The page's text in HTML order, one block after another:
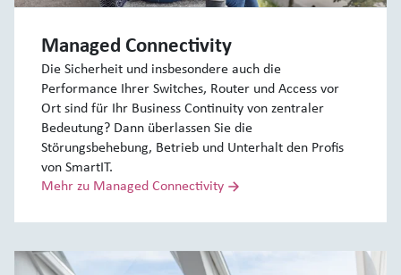
Managed Connectivity
Die Sicherheit und insbesondere auch die
Performance Ihrer Switches, Router und Access vor
Ort sind für Ihr Business Continuity von zentraler
Bedeutung? Dann überlassen Sie die
Störungsbehebung, Betrieb und Unterhalt den Profis
von SmartIT.
Mehr zu Managed Connectivity